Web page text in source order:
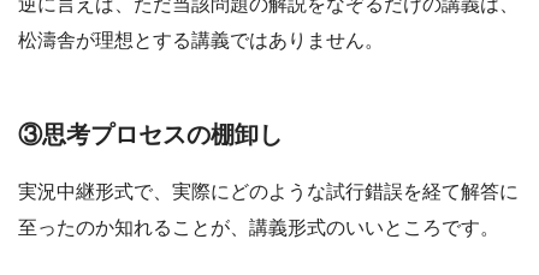
松濤舎が理想とする講義ではありません。
③思考プロセスの棚卸し
実況中継形式で、実際にどのような試行錯誤を経て解答に
至ったのか知れることが、講義形式のいいところです。